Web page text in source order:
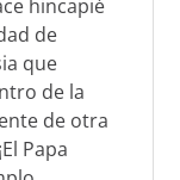
hincapié
de
que
de la
de otra
Papa